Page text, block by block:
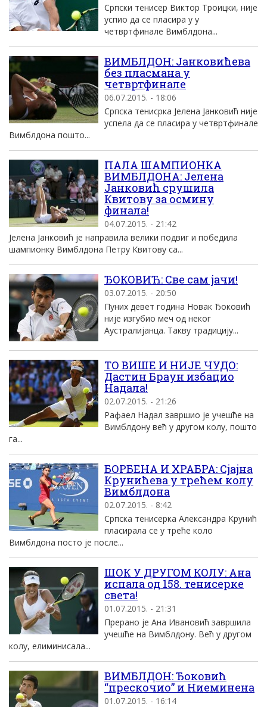
Српски тенисер Виктор Троицки, није
успио да се пласира у у
четвртфинале Вимблдона...
ВИМБЛДОН: Јанковићева
без пласмана у
четвртфинале
06.07.2015. - 18:06
Српска тенисрка Јелена Јанковић није
успела да се пласира у четвртфинале
Вимблдона пошто...
ПАЛА ШАМПИОНКА
ВИМБЛДОНА: Јелена
Јанковић срушила
Квитову за осмину
финала!
04.07.2015. - 21:42
Јелена Јанковић је направила велики подвиг и победила
шампионку Вимблдона Петру Квитову са...
ЂОКОВИЋ: Све сам јачи!
03.07.2015. - 20:50
Пуних девет година Новак Ђоковић
није изгубио меч од неког
Аустралијанца. Такву традицију...
ТО ВИШЕ И НИЈЕ ЧУДО:
Дастин Браун избацио
Надала!
02.07.2015. - 21:26
Рафаел Надал завршио је учешће на
Вимблдону већ у другом колу, пошто
га...
БОРБЕНА И ХРАБРА: Сјајна
Крунићева у трећем колу
Вимблдона
02.07.2015. - 8:42
Српска тенисерка Александра Крунић
пласирала се у треће коло
Вимблдона посто је после...
ШОК У ДРУГОМ КОЛУ: Ана
испала од 158. тенисерке
света!
01.07.2015. - 21:31
Прерано је Ана Ивановић завршила
учешће на Вимблдону. Већ у другом
колу, елиминисала...
ВИМБЛДОН: Ђоковић
“прескочио” и Ниеминена
01.07.2015. - 16:14